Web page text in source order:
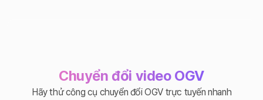
Chuyển đổi video OGV
Hãy thử công cụ chuyển đổi OGV trực tuyến nhanh